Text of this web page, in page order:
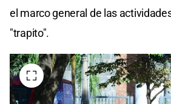
el marco general de las
"trapito".